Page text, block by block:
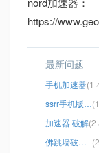
https://
最新问题
手机加速器(1
ssrr手机版添加订阅地址
加速器 破解(2
佛跳墙破解版下载